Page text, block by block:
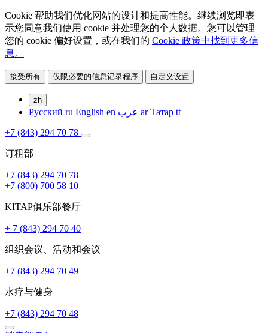
Cookie 帮助我们优化网站的设计和提高性能。继续浏览即表
示您同意我们使用 cookie 并处理您的个人数据。您可以管理
您的 cookie 偏好设置，或在我们的 Cookie 政策中找到更多信
息。
接受所有 仅限必要的信息记录程序 自定义设置
zh
Русский ru English en arТатар tt
+7 (843) 294 70 78
订租部
+7 (843) 294 70 78
+7 (800) 700 58 10
KITAP俱乐部餐厅
+ 7 (843) 294 70 40
组织会议、活动和会议
+7 (843) 294 70 49
水疗与健身
+7 (843) 294 70 48